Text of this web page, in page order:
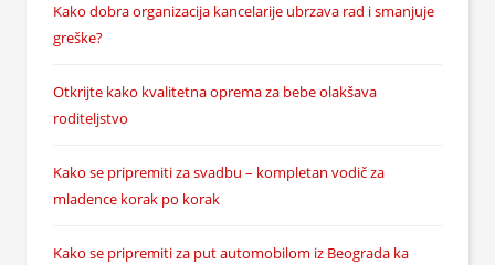
Kako dobra organizacija kancelarije ubrzava rad i smanjuje
greške?
Otkrijte kako kvalitetna oprema za bebe olakšava
roditeljstvo
Kako se pripremiti za svadbu – kompletan vodič za
mladence korak po korak
Kako se pripremiti za put automobilom iz Beograda ka